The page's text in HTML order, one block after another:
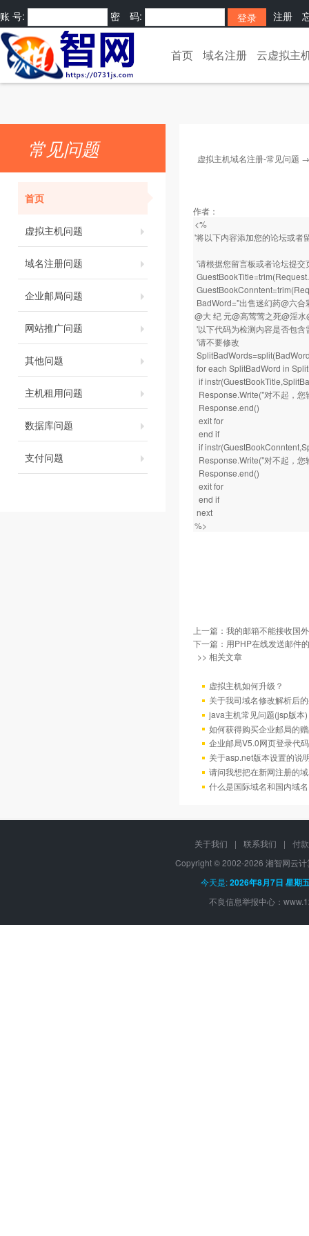
账 号: 密 码: 注册
[] 首页 域名注册 云虚拟主
常见问题
首页
虚拟主机问题
域名注册问题
企业邮局问题
网站推广问题
其他问题
主机租用问题
数据库问题
支付问题
虚拟主机域名注册-常见问题
作者：
<%
'将以下内容添加您的论坛或者
'请根据您留言板或者论坛提
BadWord="出售迷幻药@六
@大 纪 元@高莺莺之死@淫
'以下代码为检测内容是否包含
'请不要修改
for each SplitBadWord in
if
Response.Write("对不起，
Response.end()
exit for
end if
if
Response.Write("对不起，
Response.end()
exit for
end if
next
%>
上一篇： 我的邮箱不能接收国
下一篇： 用PHP在线发送邮件
>> 相关文章
虚拟主机如何升级？
关于我司域名修改解析后
java主机常见问题(jsp版本)
如何获得购买企业邮局的
企业邮局V5.0网页登录代码
关于asp.net版本设置的说
请问我想把在新网注册的
什么是国际域名和国内域
关于我们 | 联系我们 |
付
Copyright © 2002-2026 湘智网云
今天是:2026年8月7日 星期
不良信息举报中心：